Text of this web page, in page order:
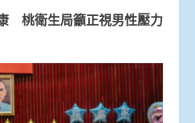
桃衛生局籲正視男性壓力